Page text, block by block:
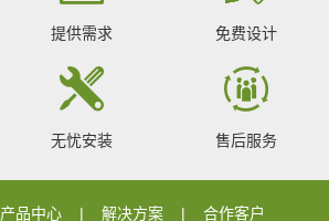
提供需求 免费设计
无忧安装 售后服务
产品中心 解决方案 合作客户